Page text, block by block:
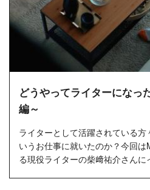
どうやってライターになっ
編～
ライターとして活躍されている方
いうお仕事に就いたのか？今回
る現役ライターの柴﨑祐介さん